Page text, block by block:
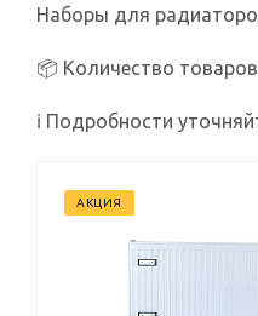
Наборы для
📦 Количество
ℹ Подробности
АКЦИЯ